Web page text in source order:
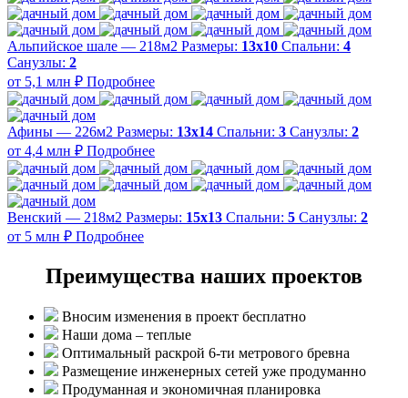
Альпийское шале — 218м2 Размеры: 13х10 Спальни: 4
Санузлы: 2
от 5,1 млн ₽ Подробнее
Афины — 226м2 Размеры: 13х14 Спальни: 3 Санузлы: 2
от 4,4 млн ₽ Подробнее
Венский — 218м2 Размеры: 15х13 Спальни: 5 Санузлы: 2
от 5 млн ₽ Подробнее
Преимущества наших проектов
Вносим изменения в проект бесплатно
Наши дома – теплые
Оптимальный раскрой 6-ти метрового бревна
Размещение инженерных сетей уже продуманно
Продуманная и экономичная планировка